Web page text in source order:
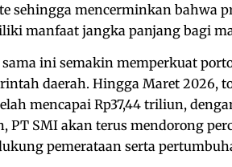
sehingga mencerminkan bahwa
manfaat jangka panjang bagi
ini semakin memperkuat
daerah. Hingga Maret 2026,
mencapai Rp37,44 triliun,
PT SMI akan terus mendorong
pemerataan serta